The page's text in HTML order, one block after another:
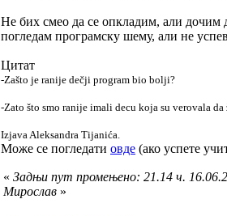
Не бих смео да се опкладим, али дочим
погледам програмску шему, али не
Цитат
-Zašto je ranije dečji program bio bolji?
-Zato što smo ranije imali decu koja su verovala
Izjava Aleksandra Tijanića.
Може се погледати овде (ако успете
« Задњи пут промењено: 21.14 ч.
Мирослав »